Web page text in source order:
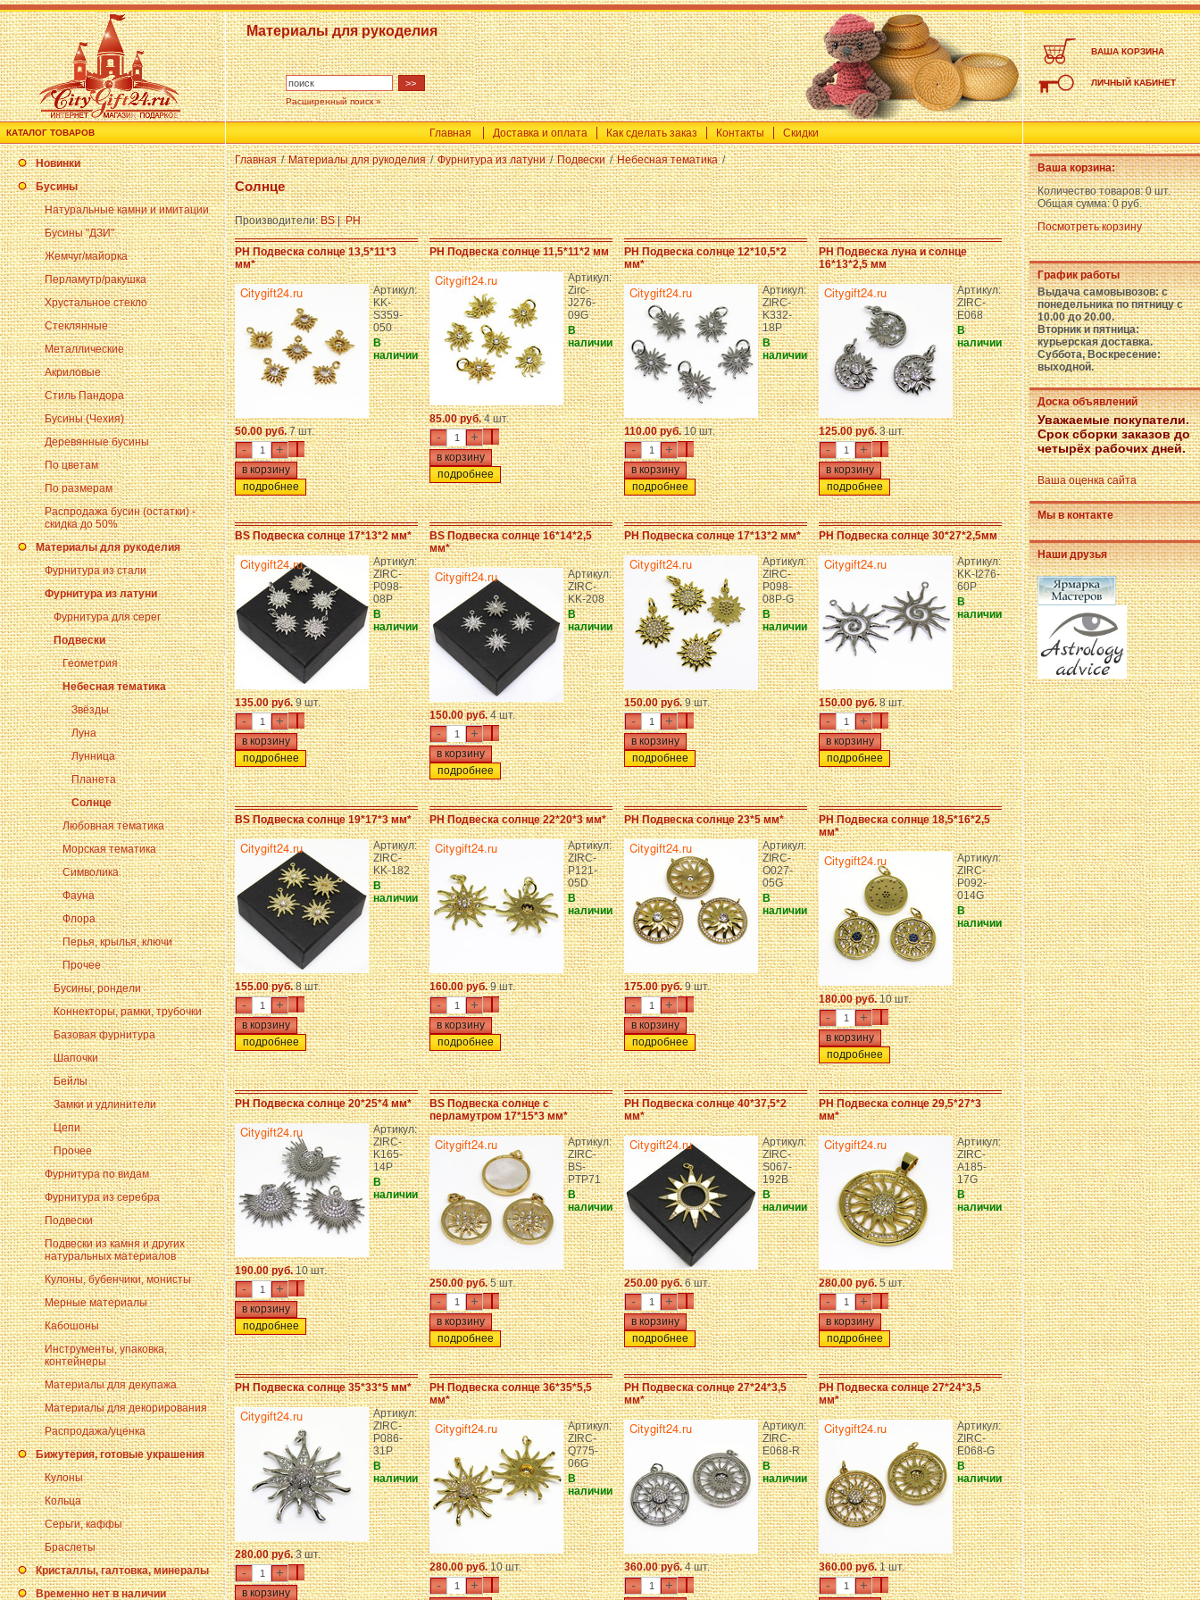
Материалы для рукоделия
Расширенный поиск »
ВАША КОРЗИНА
ЛИЧНЫЙ КАБИНЕТ
КАТАЛОГ ТОВАРОВ Главная Доставка и оплата Как сделать заказ Контакты Скидки
Новинки
Бусины
Натуральные камни и имитации
Бусины "ДЗИ"
Жемчуг/майорка
Перламутр/ракушка
Хрустальное стекло
Стеклянные
Металлические
Акриловые
Стиль Пандора
Бусины (Чехия)
Деревянные бусины
По цветам
По размерам
Распродажа бусин (остатки) -
скидка до 50%
Материалы для рукоделия
Фурнитура из стали
Фурнитура из латуни
Фурнитура для серег
Подвески
Геометрия
Небесная тематика
Звёзды
Луна
Лунница
Планета
Солнце
Любовная тематика
Морская тематика
Символика
Фауна
Флора
Перья, крылья, ключи
Прочее
Бусины, рондели
Коннекторы, рамки, трубочки
Базовая фурнитура
Шапочки
Бейлы
Замки и удлинители
Цепи
Прочее
Фурнитура по видам
Фурнитура из серебра
Подвески
Подвески из камня и других
натуральных материалов
Кулоны, бубенчики, монисты
Мерные материалы
Кабошоны
Инструменты, упаковка,
контейнеры
Материалы для декупажа
Материалы для декорирования
Распродажа/уценка
Бижутерия, готовые украшения
Кулоны
Кольца
Серьги, каффы
Браслеты
Кристаллы, галтовка, минералы
Временно нет в наличии
Главная / Материалы для рукоделия / Фурнитура из латуни / Подвески / Небесная тематика /
Солнце
Производители:BS| PH
PH Подвеска солнце 13,5*11*3
мм*
Артикул:
KK-
S359-
050
В
наличии
50.00 руб.7 шт.
- +
подробнее
PH Подвеска солнце 11,5*11*2 мм
Артикул:
Zirc-
J276-
09G
В
наличии
85.00 руб.4 шт.
- +
подробнее
PH Подвеска солнце 12*10,5*2
мм*
Артикул:
ZIRC-
K332-
18P
В
наличии
110.00 руб.10 шт.
- +
подробнее
PH Подвеска луна и солнце
16*13*2,5 мм
Артикул:
ZIRC-
E068
В
наличии
125.00 руб.3 шт.
- +
подробнее
BS Подвеска солнце 17*13*2 мм*
Артикул:
ZIRC-
P098-
08P
В
наличии
135.00 руб.9 шт.
- +
подробнее
BS Подвеска солнце 16*14*2,5
мм*
Артикул:
ZIRC-
KK-208
В
наличии
150.00 руб.4 шт.
- +
подробнее
PH Подвеска солнце 17*13*2 мм*
Артикул:
ZIRC-
P098-
08P-G
В
наличии
150.00 руб.9 шт.
- +
подробнее
PH Подвеска солнце 30*27*2,5мм
Артикул:
KK-I276-
60P
В
наличии
150.00 руб.8 шт.
- +
подробнее
BS Подвеска солнце 19*17*3 мм*
Артикул:
ZIRC-
KK-182
В
наличии
155.00 руб.8 шт.
- +
подробнее
PH Подвеска солнце 22*20*3 мм*
Артикул:
ZIRC-
P121-
05D
В
наличии
160.00 руб.9 шт.
- +
подробнее
PH Подвеска солнце 23*5 мм*
Артикул:
ZIRC-
O027-
05G
В
наличии
175.00 руб.9 шт.
- +
подробнее
PH Подвеска солнце 18,5*16*2,5
мм*
Артикул:
ZIRC-
P092-
014G
В
наличии
180.00 руб.10 шт.
- +
подробнее
PH Подвеска солнце 20*25*4 мм*
Артикул:
ZIRC-
K165-
14P
В
наличии
190.00 руб.10 шт.
- +
подробнее
BS Подвеска солнце с
перламутром 17*15*3 мм*
Артикул:
ZIRC-
BS-
PTP71
В
наличии
250.00 руб.5 шт.
- +
подробнее
PH Подвеска солнце 40*37,5*2
мм*
Артикул:
ZIRC-
S067-
192B
В
наличии
250.00 руб.6 шт.
- +
подробнее
PH Подвеска солнце 29,5*27*3
мм*
Артикул:
ZIRC-
A185-
17G
В
наличии
280.00 руб.5 шт.
- +
подробнее
PH Подвеска солнце 35*33*5 мм*
Артикул:
ZIRC-
P086-
31P
В
наличии
280.00 руб.3 шт.
- +
PH Подвеска солнце 36*35*5,5
мм*
Артикул:
ZIRC-
Q775-
06G
В
наличии
280.00 руб.10 шт.
- +
PH Подвеска солнце 27*24*3,5
мм*
Артикул:
ZIRC-
E068-R
В
наличии
360.00 руб.4 шт.
- +
PH Подвеска солнце 27*24*3,5
мм*
Артикул:
ZIRC-
E068-G
В
наличии
360.00 руб.1 шт.
- +
Ваша корзина:
Количество товаров:0 шт.
Общая сумма:0 руб.
Посмотреть корзину
График работы
Выдача самовывозов: с
понедельника по пятницу с
10.00 до 20.00.
Вторник и пятница:
курьерская доставка.
Суббота, Воскресение:
выходной.
Доска объявлений
Уважаемые покупатели.
Срок сборки заказов до
четырёх рабочих дней.
Ваша оценка сайта
Мы в контакте
Наши друзья